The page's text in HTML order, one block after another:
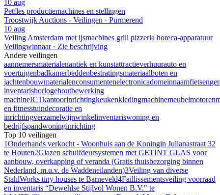
10 aug
Petfles productiemachines en stellingen
Troostwijk Auctions - Veilingen · Purmerend
10 aug
Veiling Amsterdam met ijsmachines grill pizzeria horeca-apparatuur
Veilingwinnaar · Zie beschrijving
Andere veilingen
aannemersmaterialenantiek en kunstattractieverhuurauto en
voertuigenbadkamerbeddenbestratingsmateriaalboten en
jachtenbouwmaterialenconsumentenelectronicadomeinnaamfietsen
inventarishorlogehoutbewerking
machineICTkantoorinrichtingkeukenkledingmachinemeubelmotoren
en fitnesstuindecoratie en
inrichtingverzamelwijnwinkelinventariswoning en
bedrijfspandwoninginrichting
Top 10 veilingen
1Onderhands verkocht - Woonhuis aan de Koningin Julianastraat 32
te Houten2Glazen schuifdeursystemen met GETINT GLAS voor
aanbouw, overkapping of veranda (Gratis thuisbezorging binnen
Nederland, m.u.v. de Waddeneilanden)3Veiling van diverse
StahlWorks tiny houses te Barneveld4Faillissementsveiling voorraad
en inventaris “Dewehlse Stijlvol Wonen B.V." te